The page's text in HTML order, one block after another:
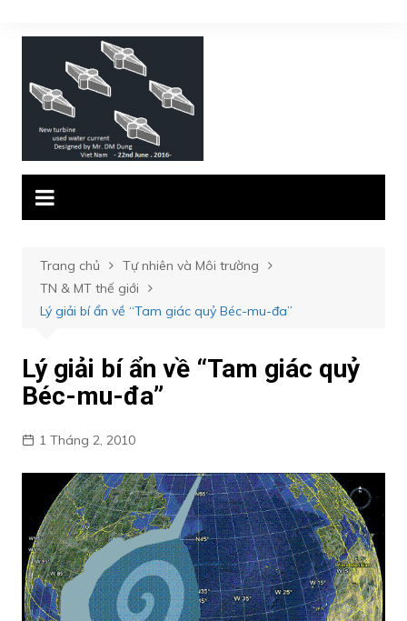
đến
Trang chủ
Tự nhiên và Môi trường
TN & MT thế giới
Lý giải bí ẩn về “Tam giác quỷ Béc-mu-đa”
Lý giải bí ẩn về “Tam giác quỷ
Béc-mu-đa”
1 Tháng 2, 2010